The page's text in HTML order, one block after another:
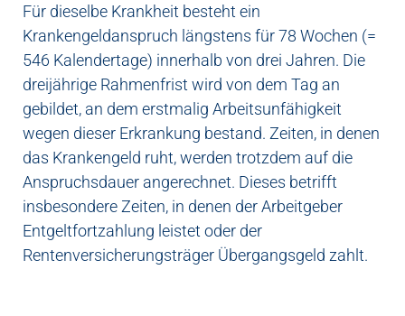
Für dieselbe Krankheit besteht ein
Krankengeldanspruch längstens für 78 Wochen (=
546 Kalendertage) innerhalb von drei Jahren. Die
dreijährige Rahmenfrist wird von dem Tag an
gebildet, an dem erstmalig Arbeitsunfähigkeit
wegen dieser Erkrankung bestand. Zeiten, in denen
das Krankengeld ruht, werden trotzdem auf die
Anspruchsdauer angerechnet. Dieses betrifft
insbesondere Zeiten, in denen der Arbeitgeber
Entgeltfortzahlung leistet oder der
Rentenversicherungsträger Übergangsgeld zahlt.